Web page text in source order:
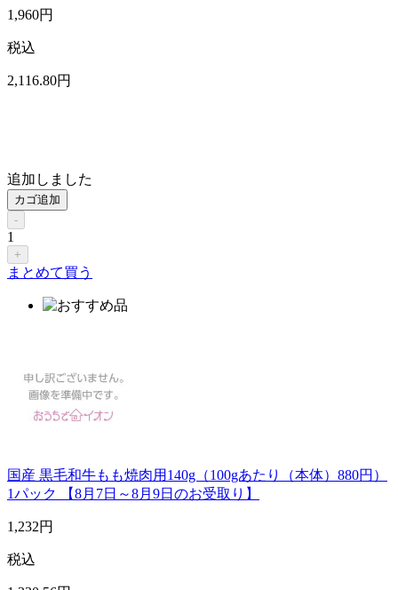
1,960円
税込
2,116.80円
追加しました
カゴ追加
-
1
+
まとめて買う
国産 黒毛和牛もも焼肉用140g（100gあたり（本体）880円）
1パック 【8月7日～8月9日のお受取り】
1,232円
税込